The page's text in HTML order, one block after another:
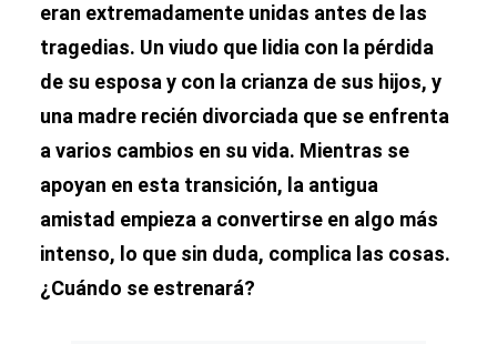
eran extremadamente unidas antes de las
tragedias. Un viudo que lidia con la pérdida
de su esposa y con la crianza de sus hijos, y
una madre recién divorciada que se enfrenta
a varios cambios en su vida. Mientras se
apoyan en esta transición, la antigua
amistad empieza a convertirse en algo más
intenso, lo que sin duda, complica las cosas.
¿Cuándo se estrenará?